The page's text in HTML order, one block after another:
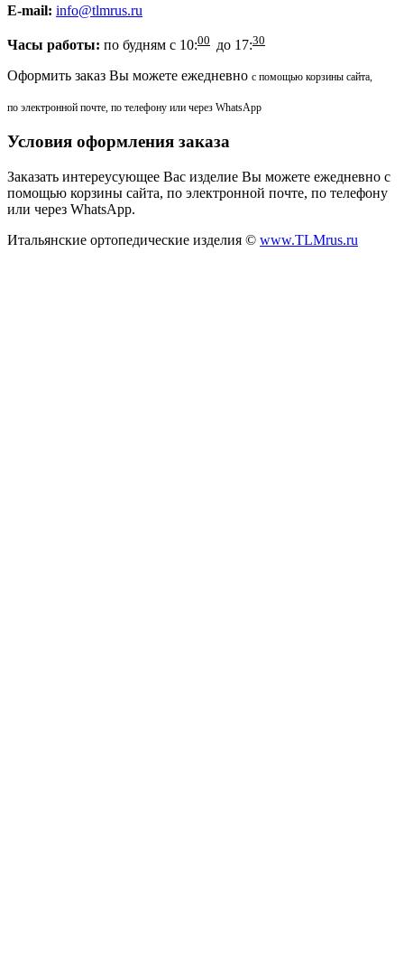
E-mail: info@tlmrus.ru
Часы работы: по будням с 10:00 до 17:30
Оформить заказ Вы можете ежедневно с помощью корзины сайта,
по электронной почте, по телефону или через WhatsApp
Условия оформления заказа
Заказать интереусующее Вас изделие Вы можете ежедневно с
помощью корзины сайта, по электронной почте, по телефону
или через WhatsApp.
Итальянские ортопедические изделия © www.TLMrus.ru